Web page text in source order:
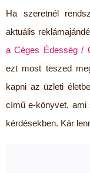
Ha szeretnél
aktuális
a Céges Édesség /
ezt most teszed
kapni az üzleti
című e-könyvet, ami
kérdésekben. Kár